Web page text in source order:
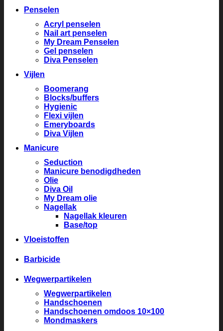
Penselen
Acryl penselen
Nail art penselen
My Dream Penselen
Gel penselen
Diva Penselen
Vijlen
Boomerang
Blocks/buffers
Hygienic
Flexi vijlen
Emeryboards
Diva Vijlen
Manicure
Seduction
Manicure benodigdheden
Olie
Diva Oil
My Dream olie
Nagellak
Nagellak kleuren
Base/top
Vloeistoffen
Barbicide
Wegwerpartikelen
Wegwerpartikelen
Handschoenen
Handschoenen omdoos 10×100
Mondmaskers